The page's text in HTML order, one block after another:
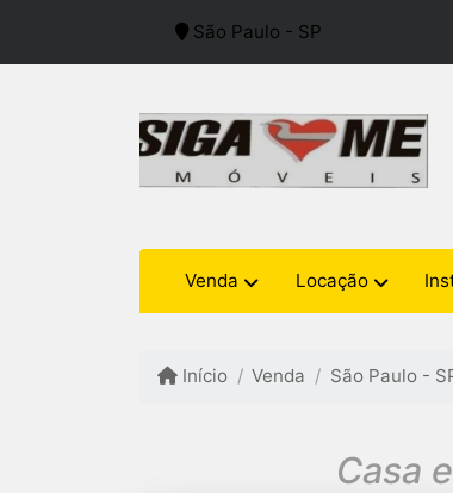
São Paulo - SP
Venda Locação
Início Venda São Paulo -
Casa